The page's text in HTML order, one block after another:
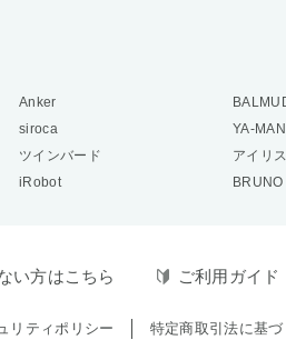
Anker
siroca YA-MAN
ツインバード アイリ
iRobot BRUNO
い方はこちら ご利用ガイド
リティポリシー 特定商取引法に基